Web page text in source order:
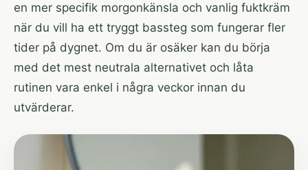
en mer specifik morgonkänsla och vanlig fuktkräm
när du vill ha ett tryggt bassteg som fungerar fler
tider på dygnet. Om du är osäker kan du börja
med det mest neutrala alternativet och låta
rutinen vara enkel i några veckor innan du
utvärderar.